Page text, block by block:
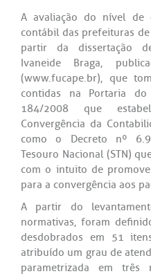
A avaliação do nível de
contábil das prefeituras
partir da dissertação
Ivaneide Braga,
(www.fucape.br), que
contidas na Portaria
184/2008 que
Convergência da
como o Decreto nº
Tesouro Nacional (STN)
com o intuito de
para a convergência aos
A partir do
normativas, foram
desdobrados em 51
atribuído um grau de
parametrizada em três